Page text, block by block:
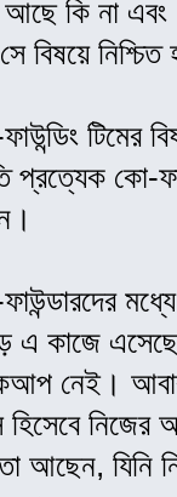
কি না এবং
বিষয়ে নিশ্চিত
টিমের
প্রত্যেক কো-
এ কাজে
নেই।
হিসেবে নিজের
আছেন, যিনি